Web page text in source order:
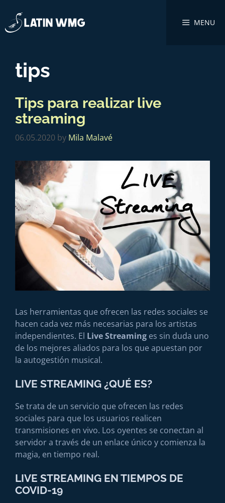
MENU
tips
Tips para realizar live
streaming
06.05.2020 by Mila Malavé
Las herramientas que ofrecen las redes sociales se
hacen cada vez más necesarias para los artistas
independientes. El Live Streaming es sin duda uno
de los mejores aliados para los que apuestan por
la autogestión musical.
LIVE STREAMING ¿QUÉ ES?
Se trata de un servicio que ofrecen las redes
sociales para que los usuarios realicen
transmisiones en vivo. Los oyentes se conectan al
servidor a través de un enlace único y comienza la
magia, en tiempo real.
LIVE STREAMING EN TIEMPOS DE
COVID-19